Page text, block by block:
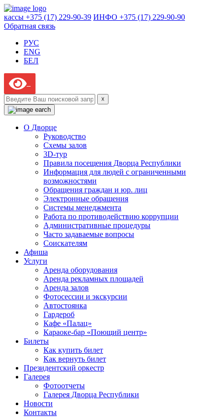
кассы +375 (17) 229-90-39 ИНФО +375 (17) 229-90-90
Обратная связь
РУС
ENG
БЕЛ
☓
О Дворце
Руководство
Схемы залов
3D-тур
Правила посещения Дворца Республики
Информация для людей с ограниченными
возможностями
Обращения граждан и юр. лиц
Электронные обращения
Системы менеджмента
Работа по противодействию коррупции
Административные процедуры
Часто задаваемые вопросы
Соискателям
Афиша
Услуги
Аренда оборудования
Аренда рекламных площадей
Аренда залов
Фотосессии и экскурсии
Автостоянка
Гардероб
Кафе «Палац»
Караоке-бар «Поющий центр»
Билеты
Как купить билет
Как вернуть билет
Президентский оркестр
Галерея
Фотоотчеты
Галерея Дворца Республики
Новости
Контакты